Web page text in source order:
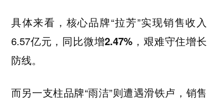
具体来看，核心品牌“拉芳”实现销售收入
6.57亿元，同比微增2.47% ，艰难守住增长
防线。
而另一支柱品牌“雨洁”则遭遇滑铁卢，销售